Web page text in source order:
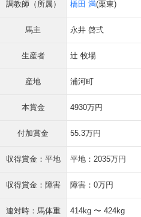
調教師（所属） 橋田 満(栗東)
馬主 永井 啓弍
生産者 辻 牧場
産地 浦河町
本賞金 4930万円
付加賞金 55.3万円
収得賞金：平地 平地：2035万円
収得賞金：障害 障害：0万円
連対時：馬体重 414kg 〜 424kg